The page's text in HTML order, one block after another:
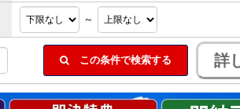
～
この条件で検索する